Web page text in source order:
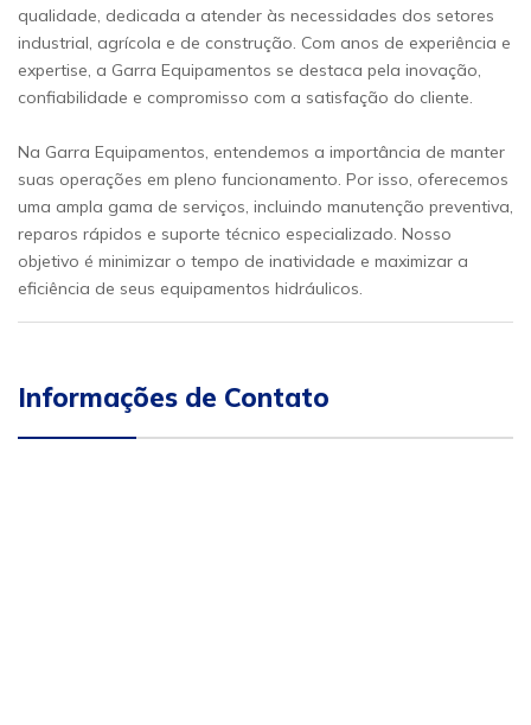
qualidade, dedicada a atender às necessidades dos setores
industrial, agrícola e de construção. Com anos de experiência e
expertise, a Garra Equipamentos se destaca pela inovação,
confiabilidade e compromisso com a satisfação do cliente.
Na Garra Equipamentos, entendemos a importância de manter
suas operações em pleno funcionamento. Por isso, oferecemos
uma ampla gama de serviços, incluindo manutenção preventiva,
reparos rápidos e suporte técnico especializado. Nosso
objetivo é minimizar o tempo de inatividade e maximizar a
eficiência de seus equipamentos hidráulicos.
Informações de Contato